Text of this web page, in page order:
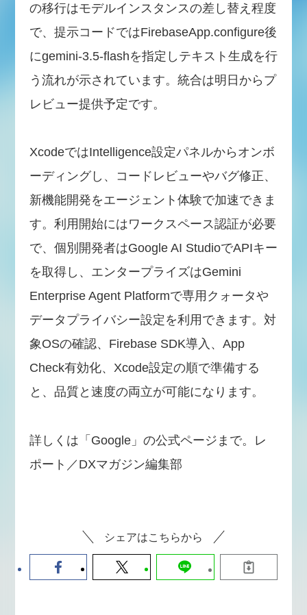
の移行はモデルインスタンスの差し替え程度
で、提示コードではFirebaseApp.configure後
にgemini-3.5-flashを指定しテキスト生成を行
う流れが示されています。統合は明日からプ
レビュー提供予定です。
XcodeではIntelligence設定パネルからオンボ
ーディングし、コードレビューやバグ修正、
新機能開発をエージェント体験で加速できま
す。利用開始にはワークスペース認証が必要
で、個別開発者はGoogle AI StudioでAPIキー
を取得し、エンタープライズはGemini
Enterprise Agent Platformで専用クォータや
データプライバシー設定を利用できます。対
象OSの確認、Firebase SDK導入、App
Check有効化、Xcode設定の順で準備する
と、品質と速度の両立が可能になります。
詳しくは「Google」の公式ページまで。レ
ポート／DXマガジン編集部
シェアはこちらから